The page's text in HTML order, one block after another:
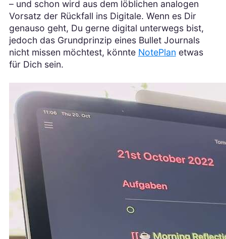
– und schon wird aus dem löblichen analogen
Vorsatz der Rückfall ins Digitale. Wenn es Dir
genauso geht, Du gerne digital unterwegs bist,
jedoch das Grundprinzip eines Bullet Journals
nicht missen möchtest, könnte NotePlan etwas
für Dich sein.